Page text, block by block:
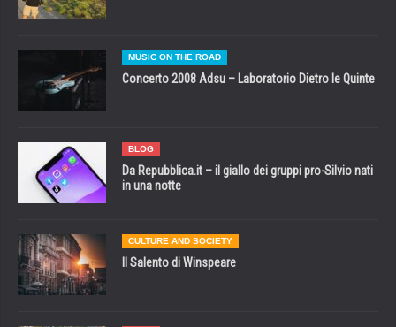
MUSIC ON THE ROAD
Concerto 2008 Adsu – Laboratorio Dietro le Quinte
BLOG
Da Repubblica.it – il giallo dei gruppi pro-Silvio nati
in una notte
CULTURE AND SOCIETY
Il Salento di Winspeare